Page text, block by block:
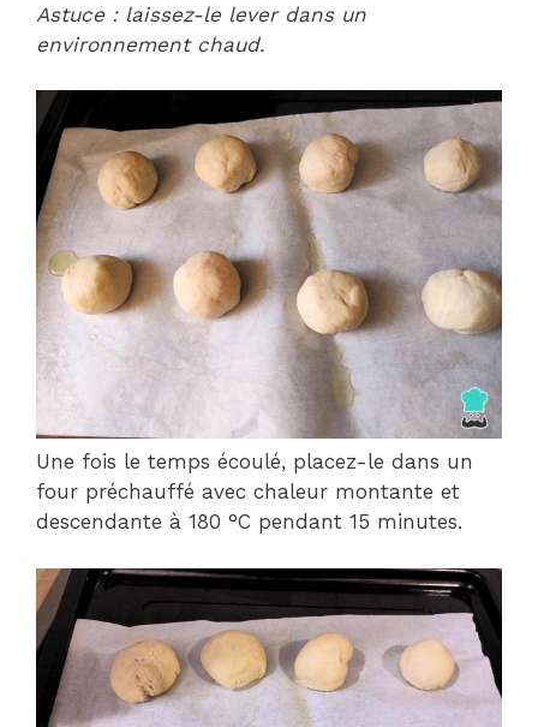
Astuce : laissez-le lever dans un
environnement chaud.
Une fois le temps écoulé, placez-le dans un
four préchauffé avec chaleur montante et
descendante à 180 °C pendant 15 minutes.